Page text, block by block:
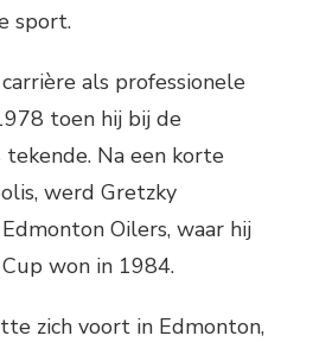
sport.
als professionele
toen hij bij de
tekende. Na een korte
werd Gretzky
Oilers, waar hij
won in 1984.
zich voort in Edmonton,